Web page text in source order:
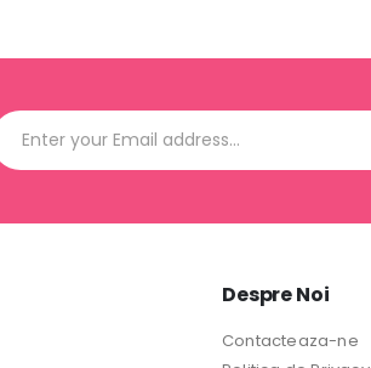
Despre Noi
Contacteaza-ne